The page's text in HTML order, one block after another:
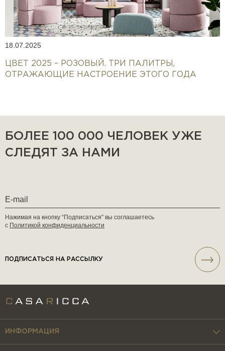
18.07.2025
ЦВЕТ 2025 – РОЗОВЫЙ. ТРИ ПАЛИТРЫ,
ОТРАЖАЮЩИЕ НАСТРОЕНИЕ ЭТОГО ГОДА
БОЛЕЕ 100 000 ЧЕЛОВЕК УЖЕ
СЛЕДЯТ ЗА НАМИ
Нажимая на кнопку “Подписаться” вы соглашаетесь
с Политикой конфиденциальности
ПОДПИСАТЬСЯ НА РАССЫЛКУ
ИНФОРМАЦИЯ